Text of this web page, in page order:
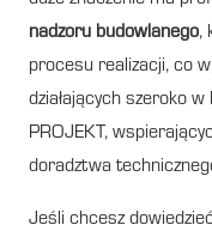
nadzoru budowlanego,
procesu realizacji, co
działających szeroko
PROJEKT,
doradztwa
Jeśli chcesz